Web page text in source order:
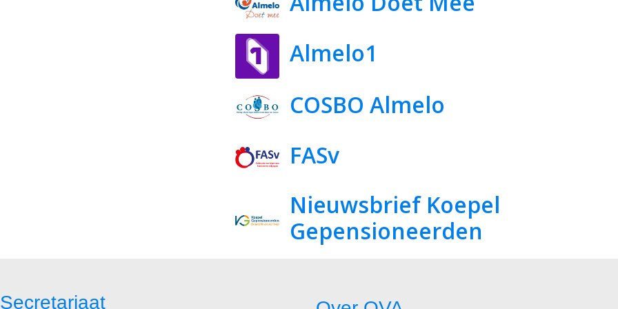
Almelo1
COSBO Almelo
FASv
Nieuwsbrief Koepel
Gepensioneerden
Secretariaat